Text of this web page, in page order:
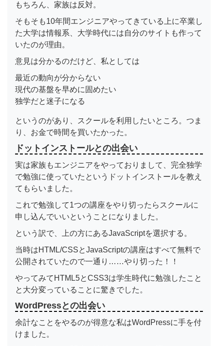
もちろん、家族は反対。
そもそも10年間エンジニアやってきている上に卒業し
た大学は情報系、大学時代には自分のサイトも作って
いたのが理由。
意見は分かるのだけど、私としては
最近の動向が分からない
現代の基盤を早めに固めたい
独学だと迷子になる
というのがあり、スクールを利用したいところ。つま
り、お金で時間を買いたかった。
ドットインストールとの出会い
実は家族もエンジニアをやっておりまして、完全独学
で勉強に使っていたというドットインストールを教え
てもらいました。
これで勉強して1つの講座をやり切ったらスクールに
申し込んでいいということになりました。
という訳で、上の方にあるJavaScriptを選択する。
当時はHTML/CSSとJavaScriptの講座はすべて無料で
公開されていたので一通り……やり切った！！
やってみてHTML5とCSS3は学生時代に勉強したこと
と大分変っていることに驚きでした。
WordPressとの出会い
余計なことをやるのが得意な私はWordPressに手を付
けました。